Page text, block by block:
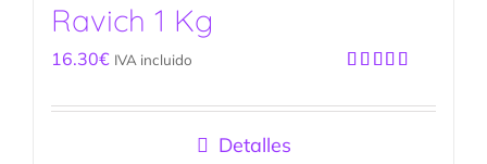
Ravich 1 Kg
con5.00de
16.30€ IVA incluido
Detalles